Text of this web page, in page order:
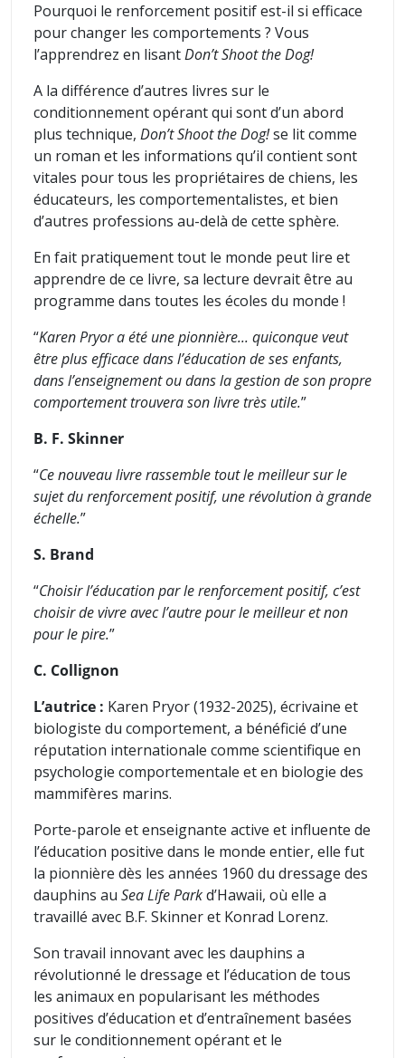
Pourquoi le renforcement positif est-il si efficace
pour changer les comportements ? Vous
l’apprendrez en lisantDon’t Shoot the Dog!
A la différence d’autres livres sur le
conditionnement opérant qui sont d’un abord
plus technique, Don’t Shoot the Dog!se lit comme
un roman et les informations qu’il contient sont
vitales pour tous les propriétaires de chiens, les
éducateurs, les comportementalistes, et bien
d’autres professions au-delà de cette sphère.
En fait pratiquement tout le monde peut lire et
apprendre de ce livre, sa lecture devrait être au
programme dans toutes les écoles du monde !
“Karen Pryor a été une pionnière... quiconque veut
être plus efficace dans l’éducation de ses enfants,
dans l’enseignement ou dans la gestion de son propre
comportement trouvera son livre très utile.”
B. F. Skinner
“Ce nouveau livre rassemble tout le meilleur sur le
sujet du renforcement positif, une révolution à grande
échelle.”
S. Brand
“Choisir l’éducation par le renforcement positif, c’est
choisir de vivre avec l’autre pour le meilleur et non
pour le pire.”
C. Collignon
L’autrice : Karen Pryor (1932-2025), écrivaine et
biologiste du comportement, a bénéficié d’une
réputation internationale comme scientifique en
psychologie comportementale et en biologie des
mammifères marins.
Porte-parole et enseignante active et influente de
l’éducation positive dans le monde entier, elle fut
la pionnière dès les années 1960 du dressage des
dauphins au Sea Life Parkd’Hawaii, où elle a
travaillé avec B.F. Skinner et Konrad Lorenz.
Son travail innovant avec les dauphins a
révolutionné le dressage et l’éducation de tous
les animaux en popularisant les méthodes
positives d’éducation et d’entraînement basées
sur le conditionnement opérant et le